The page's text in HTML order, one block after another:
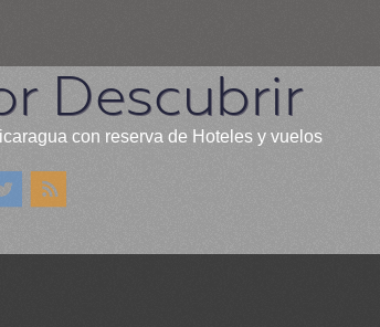
Descubrir
con reserva de Hoteles y vuelos